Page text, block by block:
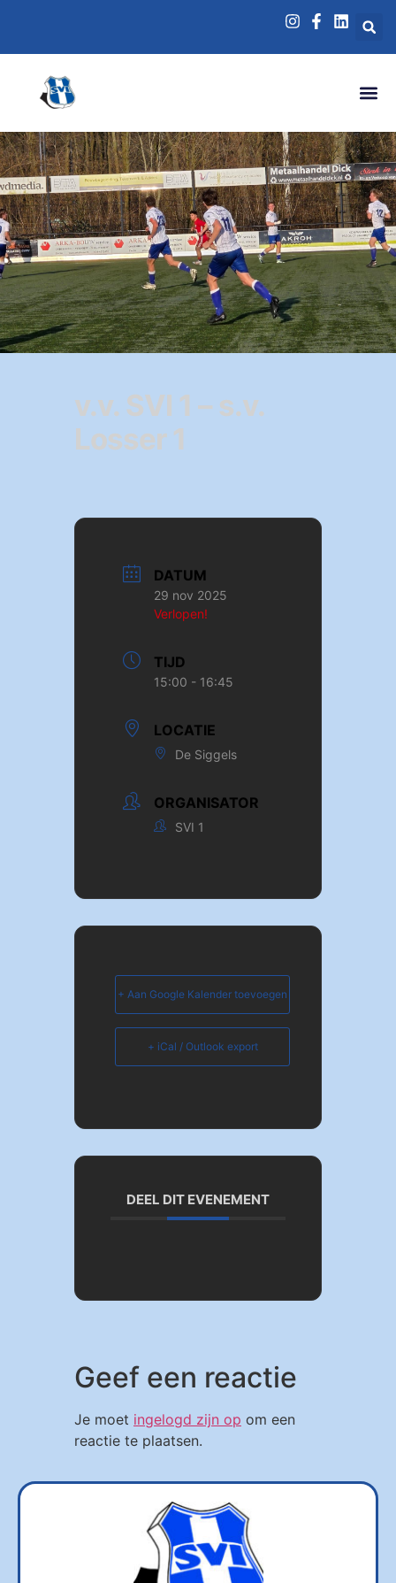
v.v. SVI 1 – s.v.
Losser 1
DATUM
29 nov 2025
Verlopen!
TIJD
15:00 - 16:45
LOCATIE
De Siggels
ORGANISATOR
SVI 1
+ Aan Google Kalender toevoegen
+ iCal / Outlook export
DEEL DIT EVENEMENT
Geef een reactie
Je moet ingelogd zijn op om een
reactie te plaatsen.